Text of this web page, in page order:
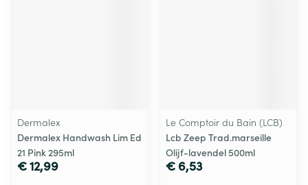
Dermalex
Dermalex Handwash Lim Ed
21 Pink 295ml
€ 12,99
Le Comptoir du Bain (LCB)
Lcb Zeep Trad.marseille
Olijf-lavendel 500ml
€ 6,53